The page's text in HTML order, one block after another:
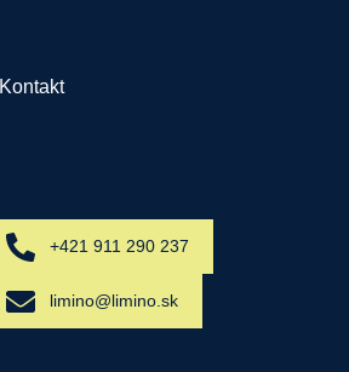
Kontakt
+421 911 290 237
limino@limino.sk